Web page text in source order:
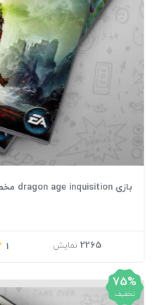
بازی dragon age inquisition مخصوص XBOX 360
2265 نمایش 1
75%
تخفیف